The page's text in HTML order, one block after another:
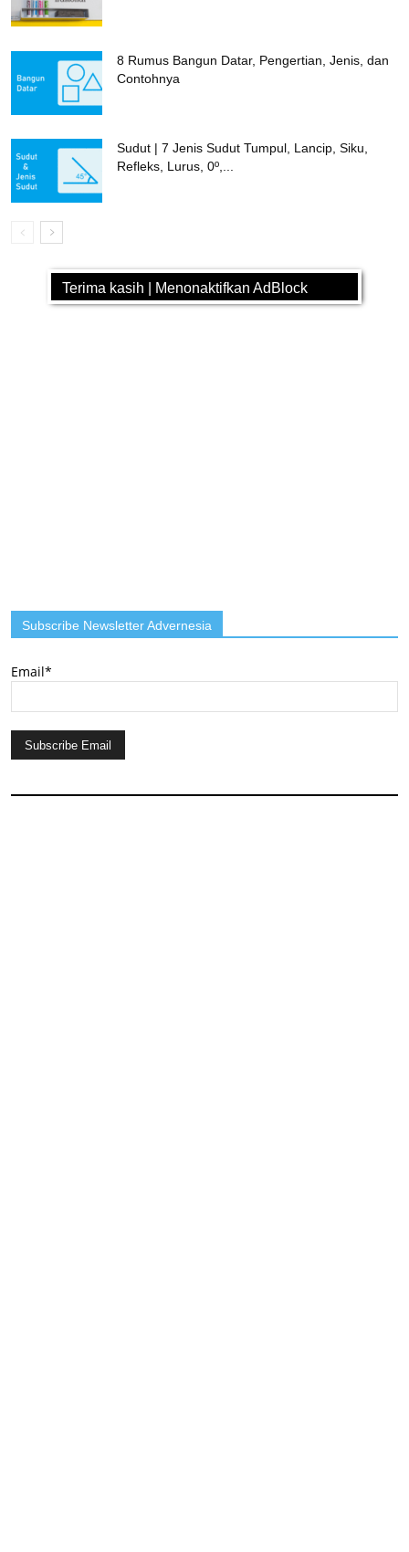
8 Rumus Bangun Datar, Pengertian, Jenis, dan
Contohnya
Sudut | 7 Jenis Sudut Tumpul, Lancip, Siku,
Refleks, Lurus, 0º,...
Terima kasih | Menonaktifkan AdBlock
Subscribe Newsletter Advernesia
Email*